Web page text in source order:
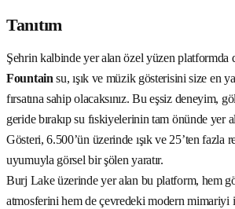
Tanıtım
Şehrin kalbinde yer alan özel yüzen platformda
Fountain su, ışık ve müzik gösterisini size en
fırsatına sahip olacaksınız. Bu eşsiz deneyim,
geride bırakıp su fıskiyelerinin tam önünde yer
Gösteri, 6.500’ün üzerinde ışık ve 25’ten fazla
uyumuyla görsel bir şölen yaratır.
Burj Lake üzerinde yer alan bu platform, hem
atmosferini hem de çevredeki modern mimariyi